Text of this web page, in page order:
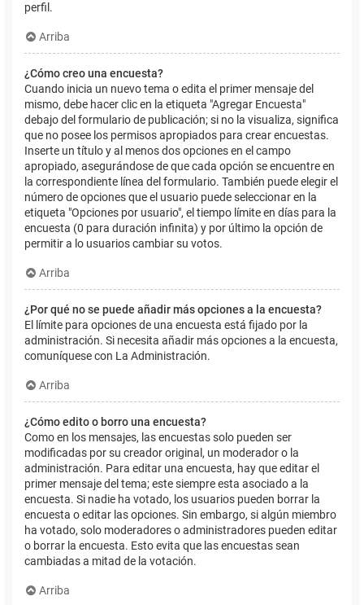
perfil.
Arriba
¿Cómo creo una encuesta?
Cuando inicia un nuevo tema o edita el primer mensaje del
mismo, debe hacer clic en la etiqueta "Agregar Encuesta"
debajo del formulario de publicación; si no la visualiza, significa
que no posee los permisos apropiados para crear encuestas.
Inserte un título y al menos dos opciones en el campo
apropiado, asegurándose de que cada opción se encuentre en
la correspondiente línea del formulario. También puede elegir el
número de opciones que el usuario puede seleccionar en la
etiqueta "Opciones por usuario", el tiempo límite en días para la
encuesta (0 para duración infinita) y por último la opción de
permitir a lo usuarios cambiar su votos.
Arriba
¿Por qué no se puede añadir más opciones a la encuesta?
El límite para opciones de una encuesta está fijado por la
administración. Si necesita añadir más opciones a la encuesta,
comuníquese con La Administración.
Arriba
¿Cómo edito o borro una encuesta?
Como en los mensajes, las encuestas solo pueden ser
modificadas por su creador original, un moderador o la
administración. Para editar una encuesta, hay que editar el
primer mensaje del tema; este siempre esta asociado a la
encuesta. Si nadie ha votado, los usuarios pueden borrar la
encuesta o editar las opciones. Sin embargo, si algún miembro
ha votado, solo moderadores o administradores pueden editar
o borrar la encuesta. Esto evita que las encuestas sean
cambiadas a mitad de la votación.
Arriba